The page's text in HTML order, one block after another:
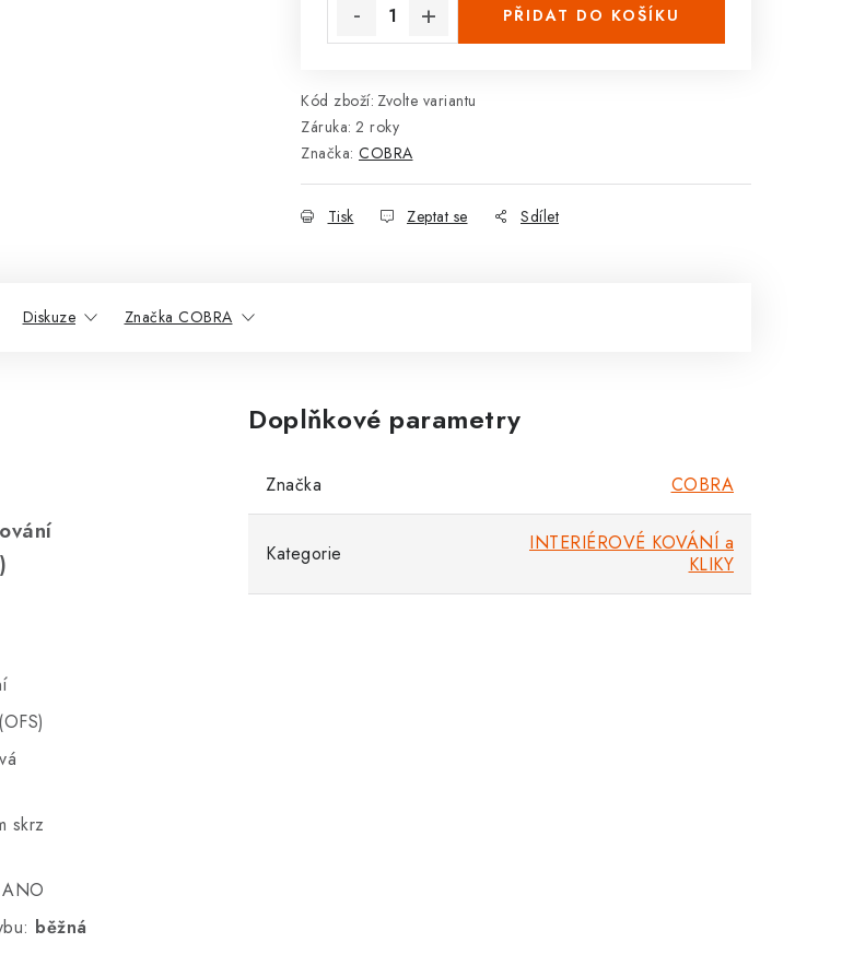
PŘIDAT DO KOŠÍKU
Kód zboží: Zvolte variantu
Záruka: 2 roky
Značka: COBRA
Tisk Zeptat se Sdílet
Diskuze Značka COBRA
skrz
běžná
Doplňkové parametry
Značka COBRA
Kategorie
INTERIÉROVÉ KOVÁNÍ a
KLIKY